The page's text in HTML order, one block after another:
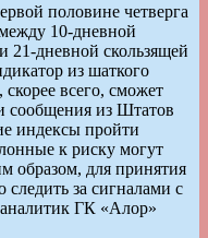
половине четверга
10-дневной
21-дневной скользящей
из шаткого
всего, сможет
сообщения из Штатов
индексы пройти
к риску могут
образом, для принятия
за сигналами с
ГК «Алор»